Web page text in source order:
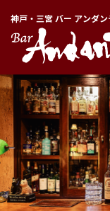
神戸・三宮 バー アンダン